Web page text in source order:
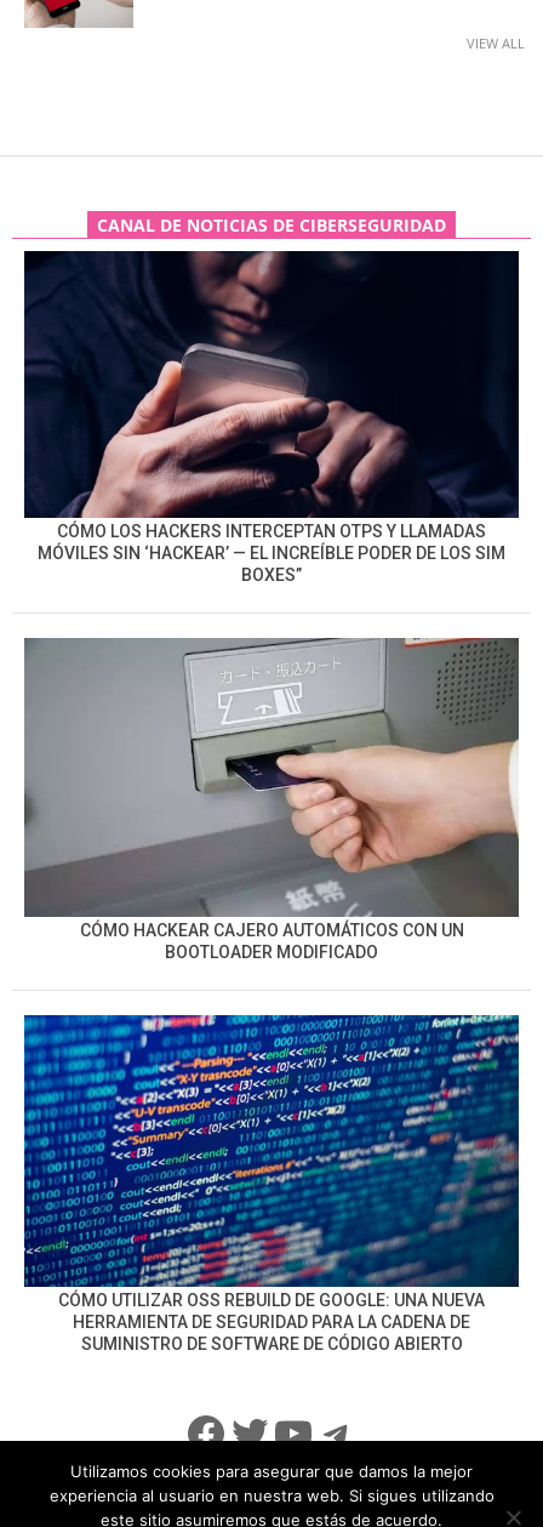
VIEW ALL
CANAL DE NOTICIAS DE CIBERSEGURIDAD
CÓMO LOS HACKERS INTERCEPTAN OTPS Y LLAMADAS
MÓVILES SIN ‘HACKEAR’ — EL INCREÍBLE PODER DE LOS SIM
BOXES”
CÓMO HACKEAR CAJERO AUTOMÁTICOS CON UN
BOOTLOADER MODIFICADO
CÓMO UTILIZAR OSS REBUILD DE GOOGLE: UNA NUEVA
HERRAMIENTA DE SEGURIDAD PARA LA CADENA DE
SUMINISTRO DE SOFTWARE DE CÓDIGO ABIERTO
Facebook
Twitter
YouTube
Telegram
Utilizamos cookies para asegurar que damos la mejor
experiencia al usuario en nuestra web. Si sigues utilizando
este sitio asumiremos que estás de acuerdo.